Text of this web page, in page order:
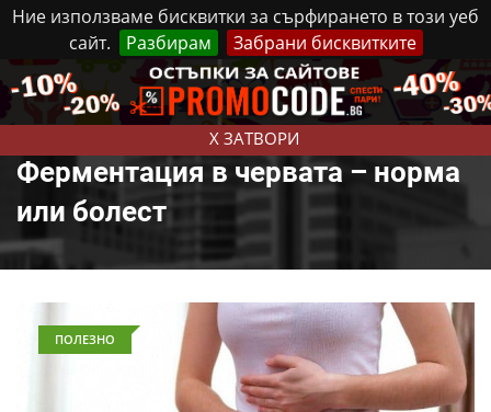
Ние използваме бисквитки за сърфирането в този уеб
сайт.
Разбирам Забрани бисквитките
X ЗАТВОРИ
Събота, 8 Август, 2026 Реклама Контакти
Ферментация в червата – норма
или болест
ПОЛЕЗНО